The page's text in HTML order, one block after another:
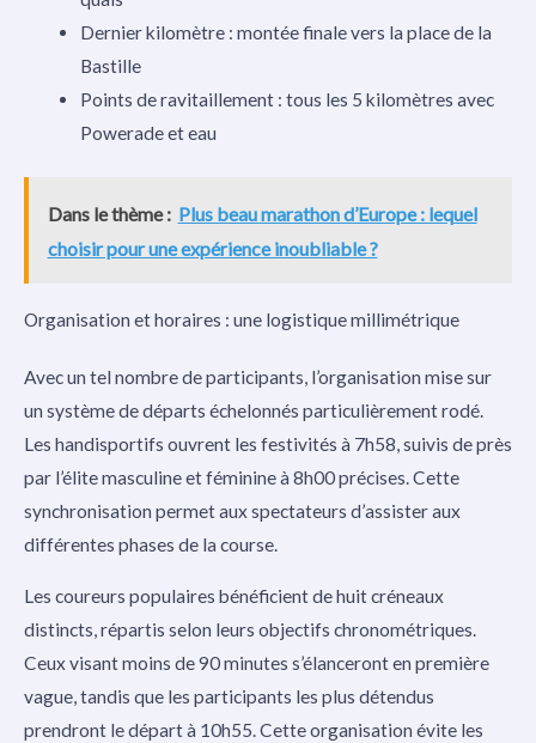
Dernier kilomètre : montée finale vers la place de la
Bastille
Points de ravitaillement : tous les 5 kilomètres avec
Powerade et eau
Dans le thème : Plus beau marathon d’Europe : lequel
choisir pour une expérience inoubliable ?
Organisation et horaires : une logistique millimétrique
Avec un tel nombre de participants, l’organisation mise sur
un système de départs échelonnés particulièrement rodé.
Les handisportifs ouvrent les festivités à 7h58, suivis de près
par l’élite masculine et féminine à 8h00 précises. Cette
synchronisation permet aux spectateurs d’assister aux
différentes phases de la course.
Les coureurs populaires bénéficient de huit créneaux
distincts, répartis selon leurs objectifs chronométriques.
Ceux visant moins de 90 minutes s’élanceront en première
vague, tandis que les participants les plus détendus
prendront le départ à 10h55. Cette organisation évite les